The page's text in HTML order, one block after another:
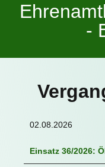
-
02.08.2026
Einsatz 36/2026: